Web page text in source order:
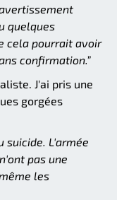
quelques
cela pourrait avoir
confirmation.”
J'ai pris une
gorgées
suicide. L'armée
pas une
les